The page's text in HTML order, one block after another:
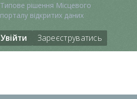
Типове рішення Місцевого
порталу відкритих даних
Увійти Зареєструватись